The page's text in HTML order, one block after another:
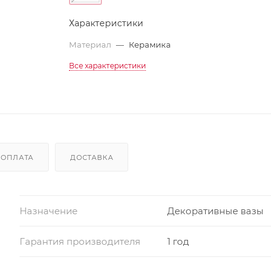
Характеристики
Материал — Керамика
Все характеристики
ОПЛАТА ДОСТАВКА
Назначение Декоративные вазы
Гарантия производителя 1 год